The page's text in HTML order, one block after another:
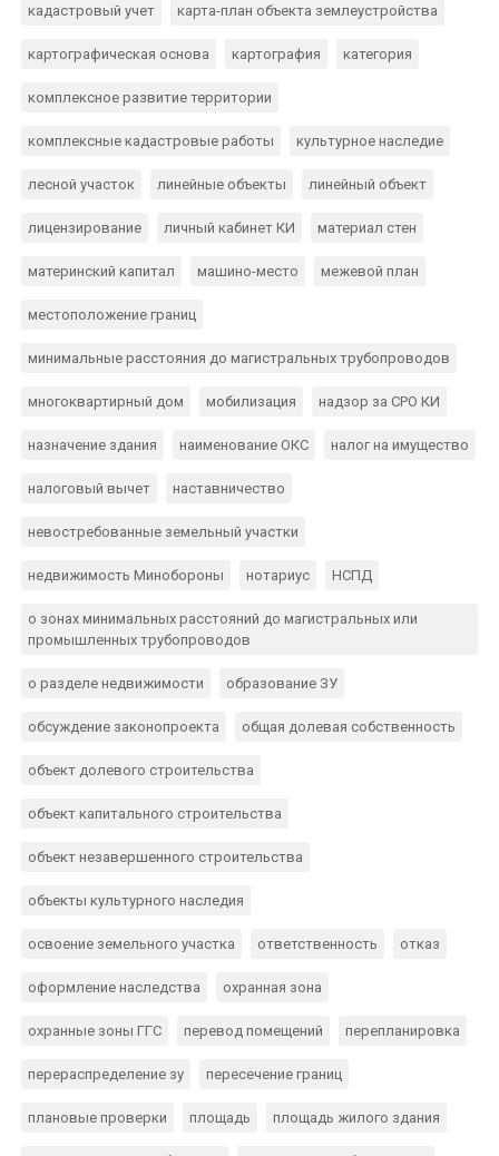
кадастровый учет карта-план объекта землеустройства
картографическая основа картография категория
комплексное развитие территории
комплексные кадастровые работы культурное наследие
лесной участок линейные объекты линейный объект
лицензирование личный кабинет КИ материал стен
материнский капитал машино-место межевой план
местоположение границ
минимальные расстояния до магистральных трубопроводов
многоквартирный дом мобилизация надзор за СРО КИ
назначение здания наименование ОКС налог на имущество
налоговый вычет наставничество
невостребованные земельный участки
недвижимость Минобороны нотариус НСПД
о зонах минимальных расстояний до магистральных или
промышленных трубопроводов
о разделе недвижимости образование ЗУ
обсуждение законопроекта общая долевая собственность
объект долевого строительства
объект капитального строительства
объект незавершенного строительства
объекты культурного наследия
освоение земельного участка ответственность отказ
оформление наследства охранная зона
охранные зоны ГГС перевод помещений перепланировка
перераспределение зу пересечение границ
плановые проверки площадь площадь жилого здания